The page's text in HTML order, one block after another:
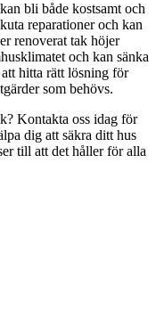
bli både kostsamt och
reparationer och kan
renoverat tak höjer
och kan sänka
hitta rätt lösning för
som behövs.
Kontakta oss idag för
dig att säkra ditt hus
till att det håller för alla